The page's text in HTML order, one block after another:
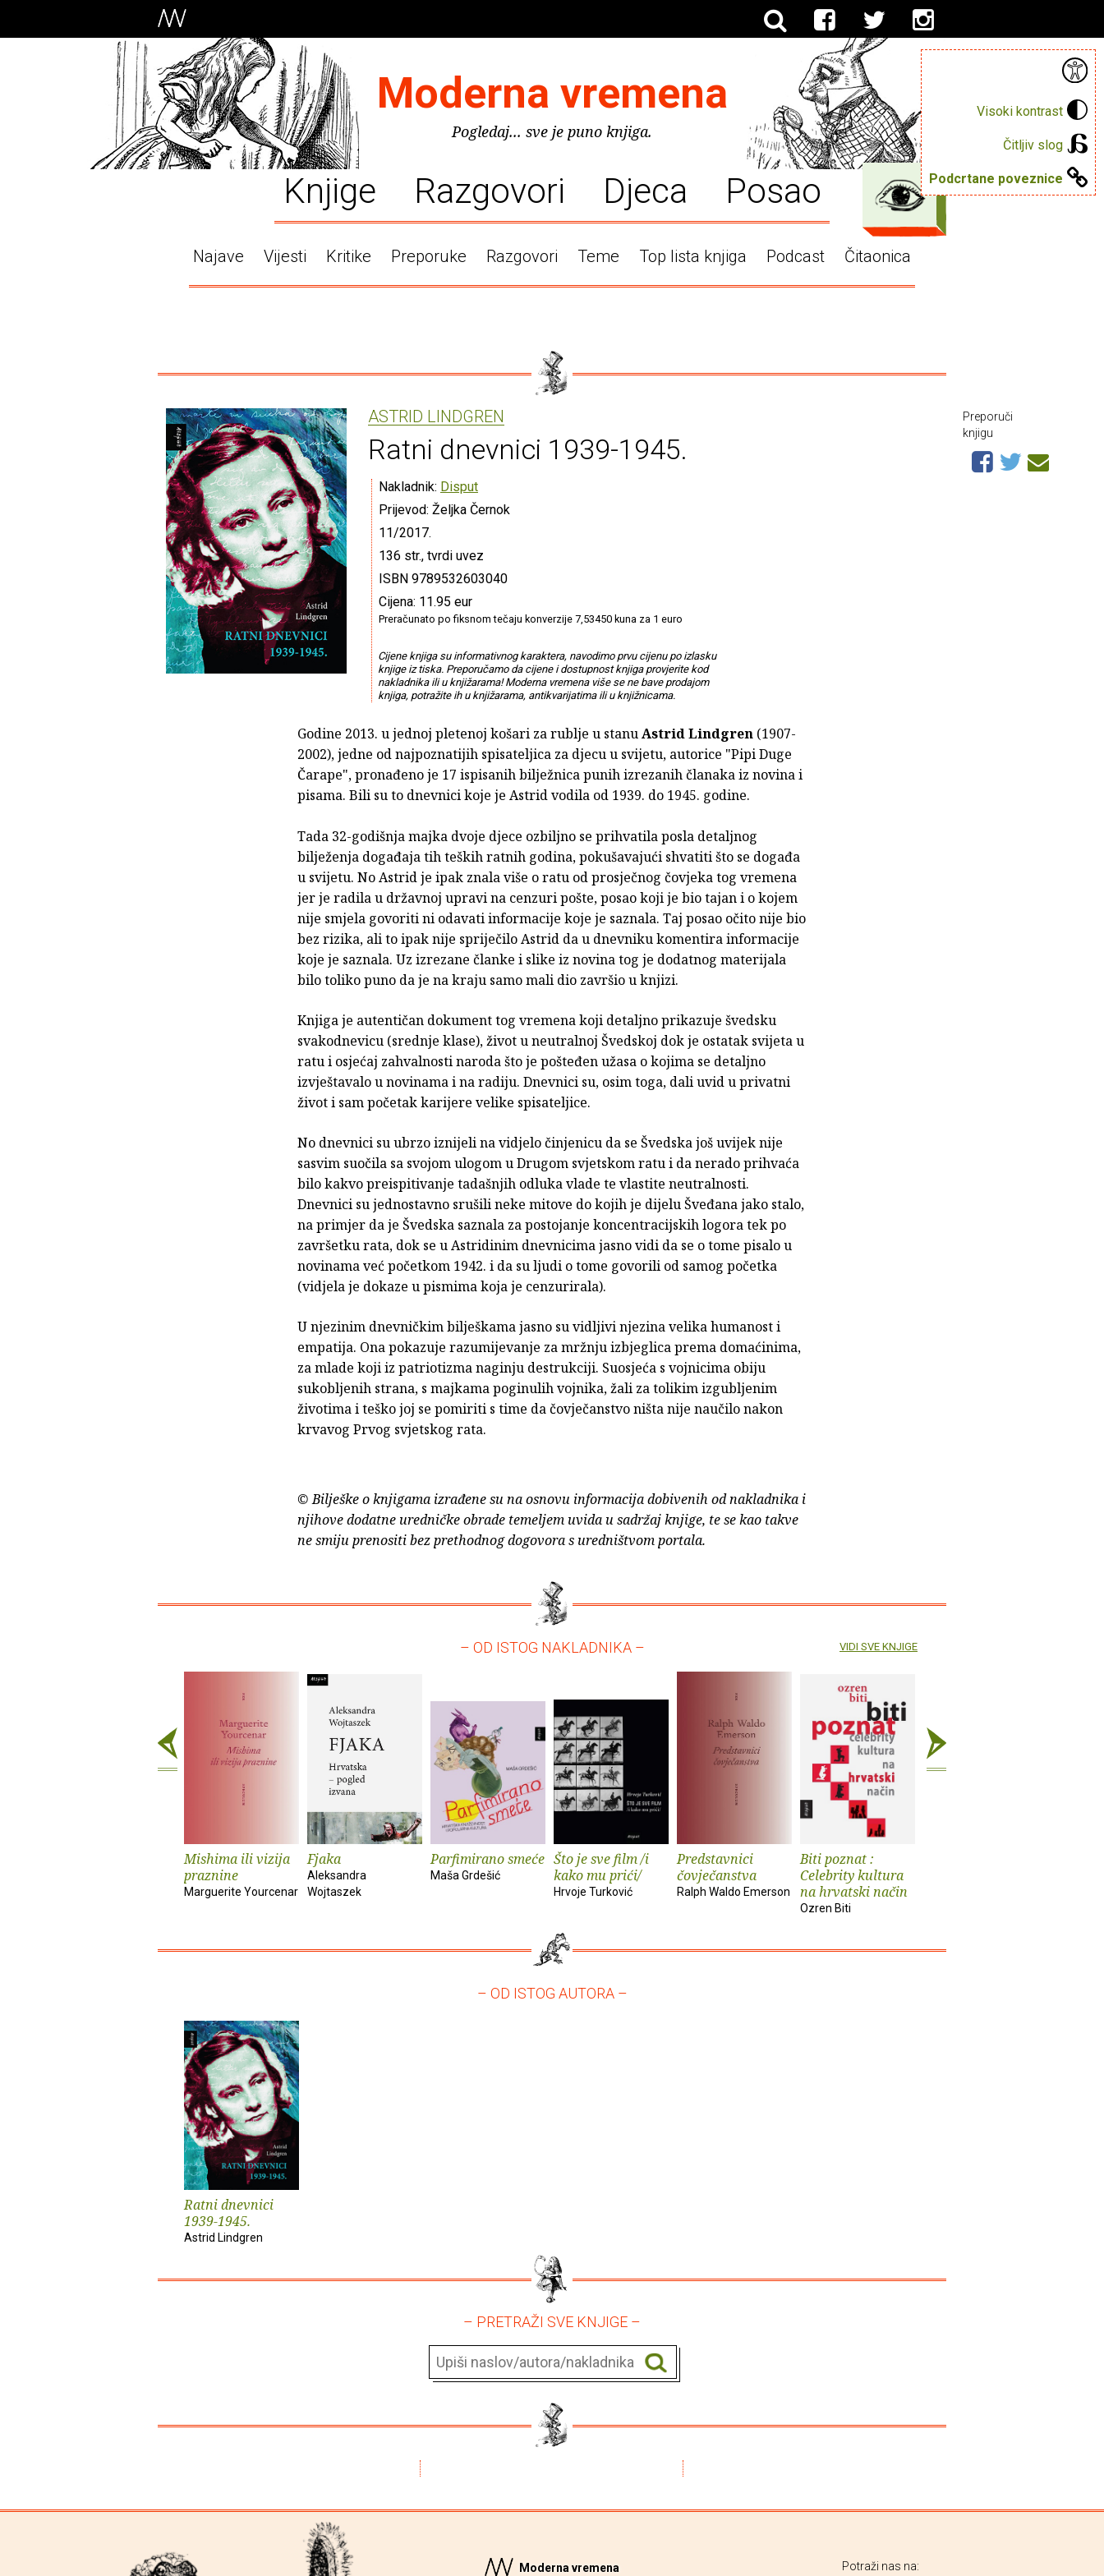
Visoki kontrast
Čitljiv slog
Podcrtane poveznice
Moderna vremena
Pogledaj... sve je puno knjiga.
Knjige Razgovori Djeca Posao
Najave Vijesti Kritike Preporuke Razgovori Teme Top lista knjiga Podcast Čitaonica
ASTRID LINDGREN
Ratni dnevnici 1939-1945.
Nakladnik: Disput
Prijevod: Željka Černok
11/2017.
136 str., tvrdi uvez
ISBN 9789532603040
Cijena: 11.95 eur
Preračunato po fiksnom tečaju konverzije 7,53450 kuna za 1 euro
Cijene knjiga su informativnog karaktera, navodimo prvu cijenu po izlasku
knjige iz tiska. Preporučamo da cijene i dostupnost knjiga provjerite kod
nakladnika ili u knjižarama! Moderna vremena više se ne bave prodajom
knjiga, potražite ih u knjižarama, antikvarijatima ili u knjižnicama.
Godine 2013. u jednoj pletenoj košari za rublje u stanuAstrid Lindgren (1907-
2002), jedne od najpoznatijih spisateljica za djecu u svijetu, autorice "Pipi Duge
Čarape", pronađeno je 17 ispisanih bilježnica punih izrezanih članaka iz novina i
pisama. Bili su to dnevnici koje je Astrid vodila od 1939. do 1945. godine.
Tada 32-godišnja majka dvoje djece ozbiljno se prihvatila posla detaljnog
bilježenja događaja tih teških ratnih godina, pokušavajući shvatiti što se događa
u svijetu. No Astrid je ipak znala više o ratu od prosječnog čovjeka tog vremena
jer je radila u državnoj upravi na cenzuri pošte, posao koji je bio tajan i o kojem
nije smjela govoriti ni odavati informacije koje je saznala. Taj posao očito nije bio
bez rizika, ali to ipak nije spriječilo Astrid da u dnevniku komentira informacije
koje je saznala. Uz izrezane članke i slike iz novina tog je dodatnog materijala
bilo toliko puno da je na kraju samo mali dio završio u knjizi.
Knjiga je autentičan dokument tog vremena koji detaljno prikazuje švedsku
svakodnevicu (srednje klase), život u neutralnoj Švedskoj dok je ostatak svijeta u
ratu i osjećaj zahvalnosti naroda što je pošteđen užasa o kojima se detaljno
izvještavalo u novinama i na radiju. Dnevnici su, osim toga, dali uvid u privatni
život i sam početak karijere velike spisateljice.
No dnevnici su ubrzo iznijeli na vidjelo činjenicu da se Švedska još uvijek nije
sasvim suočila sa svojom ulogom u Drugom svjetskom ratu i da nerado prihvaća
bilo kakvo preispitivanje tadašnjih odluka vlade te vlastite neutralnosti.
Dnevnici su jednostavno srušili neke mitove do kojih je dijelu Šveđana jako stalo,
na primjer da je Švedska saznala za postojanje koncentracijskih logora tek po
završetku rata, dok se u Astridinim dnevnicima jasno vidi da se o tome pisalo u
novinama već početkom 1942. i da su ljudi o tome govorili od samog početka
(vidjela je dokaze u pismima koja je cenzurirala).
U njezinim dnevničkim bilješkama jasno su vidljivi njezina velika humanost i
empatija. Ona pokazuje razumijevanje za mržnju izbjeglica prema domaćinima,
za mlade koji iz patriotizma naginju destrukciji. Suosjeća s vojnicima obiju
sukobljenih strana, s majkama poginulih vojnika, žali za tolikim izgubljenim
životima i teško joj se pomiriti s time da čovječanstvo ništa nije naučilo nakon
krvavog Prvog svjetskog rata.
© Bilješke o knjigama izrađene su na osnovu informacija dobivenih od nakladnika i
njihove dodatne uredničke obrade temeljem uvida u sadržaj knjige, te se kao takve
ne smiju prenositi bez prethodnog dogovora s uredništvom portala.
Preporuči
knjigu
– OD ISTOG NAKLADNIKA –
Mishima ili vizija
praznine
Marguerite Yourcenar
Fjaka
Aleksandra
Wojtaszek
Parfimirano smeće
Maša Grdešić
Što je sve film /i
kako mu prići/
Hrvoje Turković
Predstavnici
čovječanstva
Ralph Waldo Emerson
Biti poznat :
Celebrity kultura
na hrvatski način
Ozren Biti
VIDI SVE KNJIGE
– OD ISTOG AUTORA –
Ratni dnevnici
1939-1945.
Astrid Lindgren
– PRETRAŽI SVE KNJIGE –
Moderna vremena Potraži nas na: